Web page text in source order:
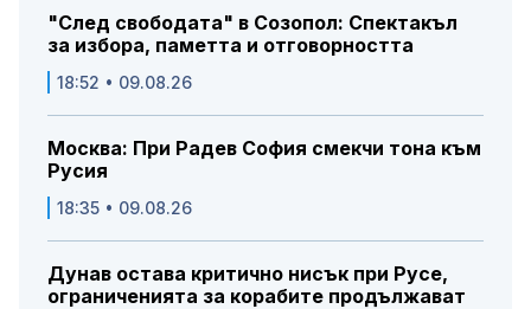
"След свободата" в Созопол: Спектакъл
за избора, паметта и отговорността
18:52 • 09.08.26
Москва: При Радев София смекчи тона към
Русия
18:35 • 09.08.26
Дунав остава критично нисък при Русе,
ограниченията за корабите продължават